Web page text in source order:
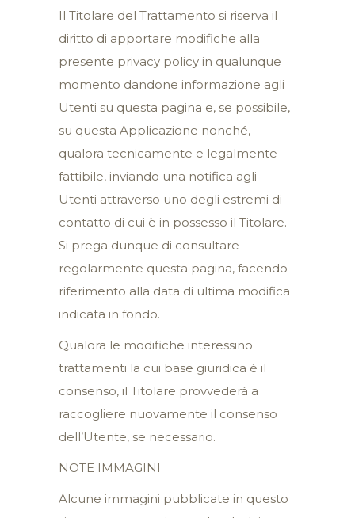
Il Titolare del Trattamento si riserva il
diritto di apportare modifiche alla
presente privacy policy in qualunque
momento dandone informazione agli
Utenti su questa pagina e, se possibile,
su questa Applicazione nonché,
qualora tecnicamente e legalmente
fattibile, inviando una notifica agli
Utenti attraverso uno degli estremi di
contatto di cui è in possesso il Titolare.
Si prega dunque di consultare
regolarmente questa pagina, facendo
riferimento alla data di ultima modifica
indicata in fondo.
Qualora le modifiche interessino
trattamenti la cui base giuridica è il
consenso, il Titolare provvederà a
raccogliere nuovamente il consenso
dell’Utente, se necessario.
NOTE IMMAGINI
Alcune immagini pubblicate in questo